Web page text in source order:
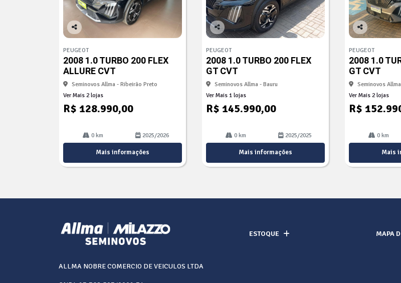
Co
arti
lhe
PEUGEOT
2008 1.0 TURBO 200 FLEX
ALLURE CVT
Seminovos Allma - Ribeirão Preto
Ver Mais 2 lojas
R$ 128.990,00
0 km 2025/2026
Mais informações
Co
arti
lhe
PEUGEOT
2008 1.0 TURBO 200 FLEX
GT CVT
Seminovos Allma - Bauru
Ver Mais 1 lojas
R$ 145.990,00
0 km 2025/2025
Mais informações
Co
arti
lhe
PEUGEOT
2008 1.0
GT CVT
Seminovos
Ver Mais 2 lojas
R$
0 km
Mais
ESTOQUE MAPA
ALLMA NOBRE COMERCIO DE VEICULOS LTDA